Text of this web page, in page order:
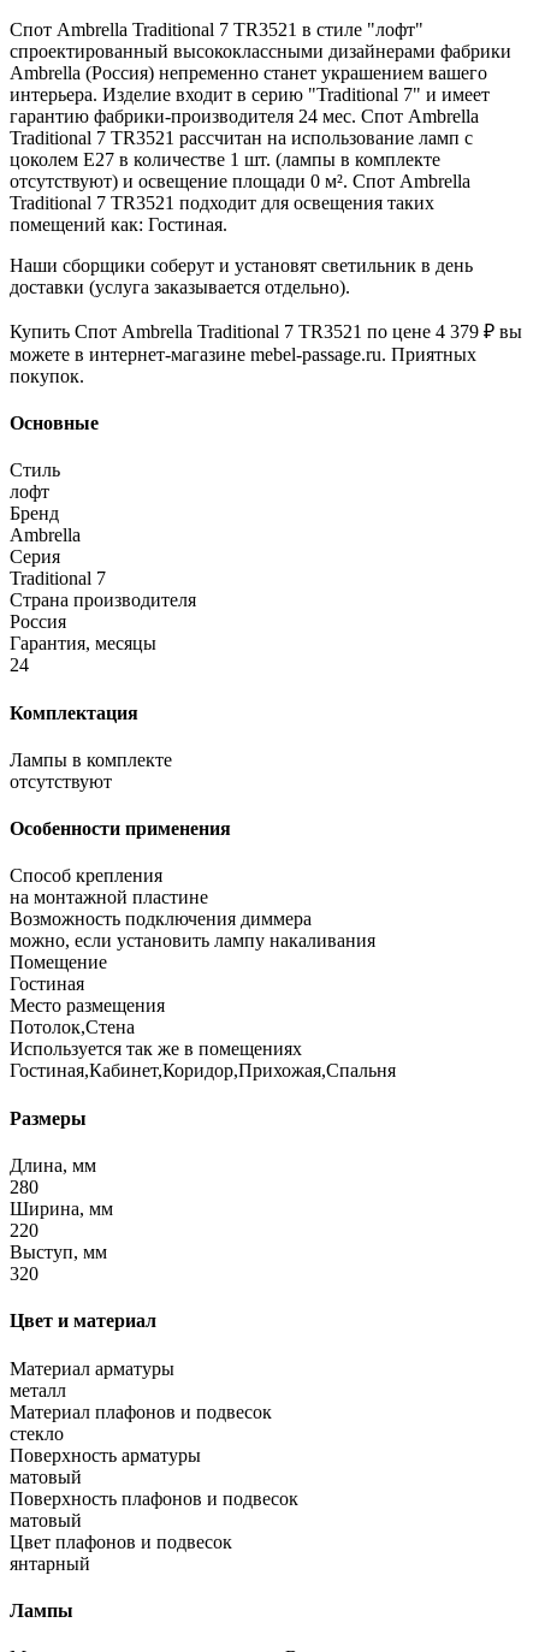
Спот Ambrella Traditional 7 TR3521 в стиле "лофт"
спроектированный высококлассными дизайнерами фабрики
Ambrella (Россия) непременно станет украшением вашего
интерьера. Изделие входит в серию "Traditional 7" и имеет
гарантию фабрики-производителя 24 мес. Спот Ambrella
Traditional 7 TR3521 рассчитан на использование ламп с
цоколем E27 в количестве 1 шт. (лампы в комплекте
отсутствуют) и освещение площади 0 м². Спот Ambrella
Traditional 7 TR3521 подходит для освещения таких
помещений как: Гостиная.
Наши сборщики соберут и установят светильник в день
доставки (услуга заказывается отдельно).
Купить Спот Ambrella Traditional 7 TR3521 по цене 4 379 ₽ вы
можете в интернет-магазине mebel-passage.ru. Приятных
покупок.
Основные
Стиль
лофт
Бренд
Ambrella
Серия
Traditional 7
Страна производителя
Россия
Гарантия, месяцы
24
Комплектация
Лампы в комплекте
отсутствуют
Особенности применения
Способ крепления
на монтажной пластине
Возможность подключения диммера
можно, если установить лампу накаливания
Помещение
Гостиная
Место размещения
Потолок,Стена
Используется так же в помещениях
Гостиная,Кабинет,Коридор,Прихожая,Спальня
Размеры
Длина, мм
280
Ширина, мм
220
Выступ, мм
320
Цвет и материал
Материал арматуры
металл
Материал плафонов и подвесок
стекло
Поверхность арматуры
матовый
Поверхность плафонов и подвесок
матовый
Цвет плафонов и подвесок
янтарный
Лампы